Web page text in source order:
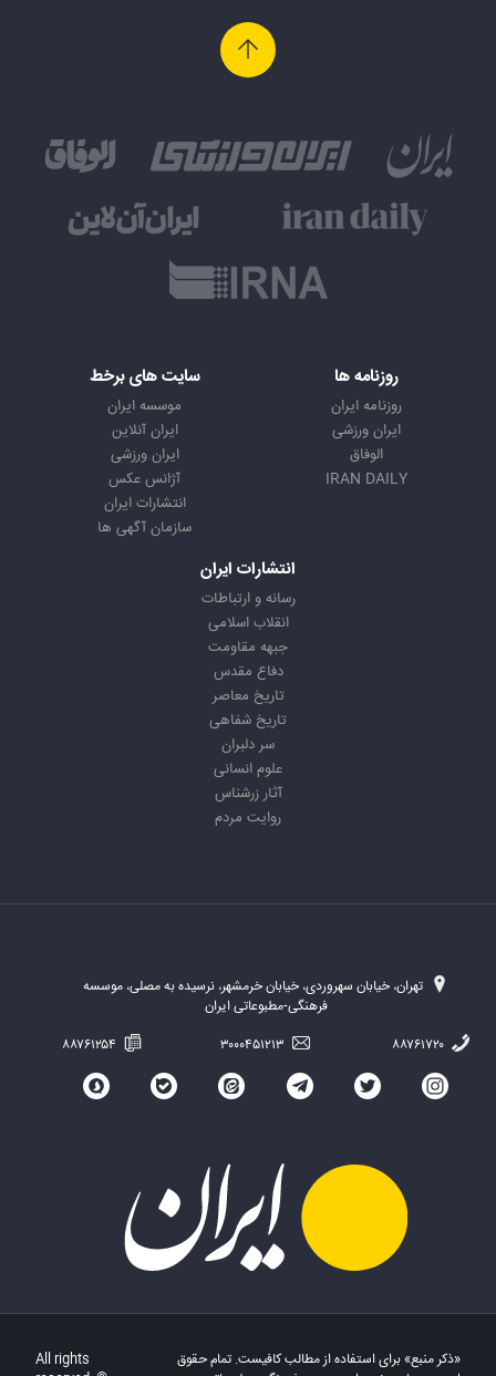
روزنامه ها
روزنامه ایران
ایران ورزشی
الوفاق
IRAN DAILY
سایت های برخط
موسسه ایران
ایران آنلاین
ایران ورزشی
آژانس عکس
انتشارات ایران
سازمان آگهی ها
انتشارات ایران
رسانه و ارتباطات
انقلاب اسلامی
جبهه مقاومت
دفاع مقدس
تاریخ معاصر
تاریخ شفاهی
سر دلبران
علوم انسانی
آثار زرشناس
روایت مردم
تهران، خیابان سهروردی، خیابان خرمشهر، نرسیده به مصلی، موسسه
فرهنگی-مطبوعاتی ایران
«ذکر منبع» برای استفاده از مطالب کافیست. تمام حقوق
All rights